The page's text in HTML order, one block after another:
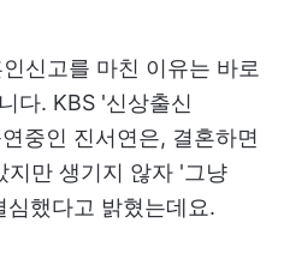
신고를 마친 이유는 바로
다. KBS '신상출신
중인 진서연은, 결혼하면
지만 생기지 않자 '그냥
했다고 밝혔는데요.